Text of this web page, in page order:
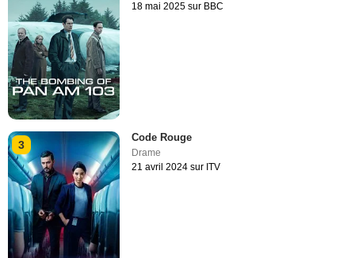
18 mai 2025 sur BBC
3
Code Rouge
Drame
21 avril 2024 sur ITV